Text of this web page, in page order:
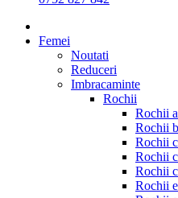
Femei
Noutati
Reduceri
Imbracaminte
Rochii
Rochii
Rochii
Rochii
Rochii
Rochii
Rochii